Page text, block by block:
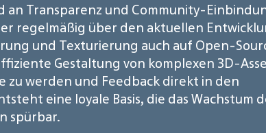
an Transparenz und Community-
regelmäßig über den aktuellen
und Texturierung auch auf Open-
Gestaltung von komplexen 3D-
zu werden und Feedback direkt in den
eine loyale Basis, die das Wachstum
spürbar.